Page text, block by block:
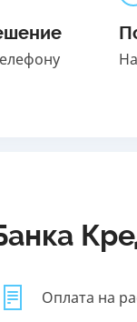
Оплата на